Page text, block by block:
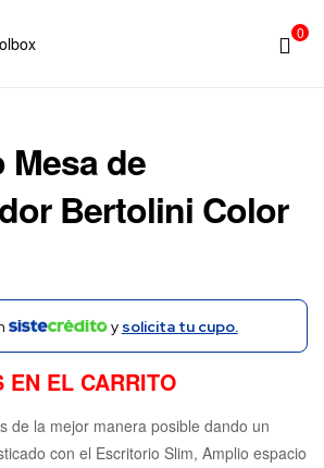
0
de
Bertolini Color
y solicita tu cupo.
EN EL CARRITO
de la mejor manera posible dando un
con el Escritorio Slim, Amplio espacio